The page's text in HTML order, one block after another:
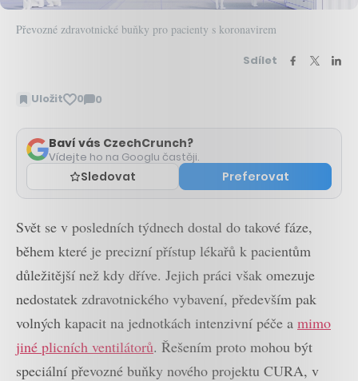
Převozné zdravotnické buňky pro pacienty s koronavirem
Sdílet
Uložit 0 0
Zobrazit
Baví vás CzechCrunch?
Vídejte ho na Googlu častěji.
Sledovat Preferovat
Svět se v posledních týdnech dostal do takové fáze,
během které je precizní přístup lékařů k pacientům
důležitější než kdy dříve. Jejich práci však omezuje
nedostatek zdravotnického vybavení, především pak
volných kapacit na jednotkách intenzivní péče a mimo
jiné plicních ventilátorů. Řešením proto mohou být
speciální převozné buňky nového projektu CURA, v